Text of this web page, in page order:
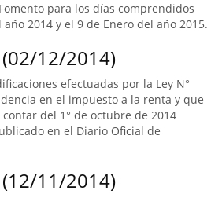
para los días comprendidos
2014 y el 9 de Enero del año 2015.
12/2014)
efectuadas por la Ley N°
en el impuesto a la renta y que
del 1° de octubre de 2014
en el Diario Oficial de
11/2014)